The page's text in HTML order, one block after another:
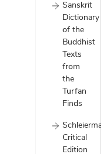
Sanskrit
Dictionary
of the
Buddhist
Texts
from
the
Turfan
Finds
Critical
Edition